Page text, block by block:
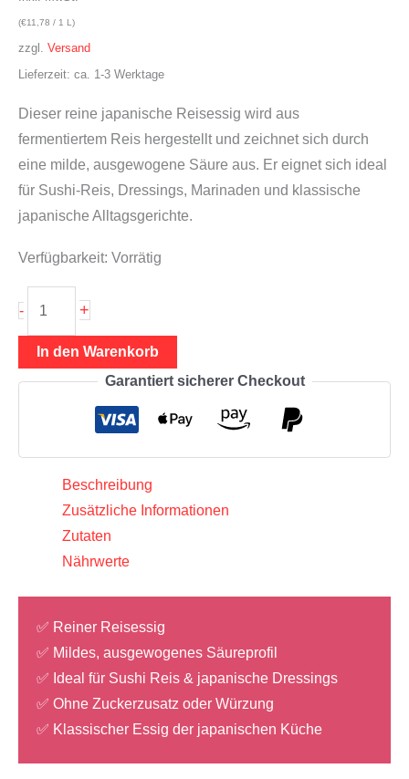
(€11,78 / 1 L)
zzgl. Versand
Lieferzeit: ca. 1-3 Werktage
Dieser reine japanische Reisessig wird aus
fermentiertem Reis hergestellt und zeichnet sich durch
eine milde, ausgewogene Säure aus. Er eignet sich ideal
für Sushi-Reis, Dressings, Marinaden und klassische
japanische Alltagsgerichte.
Verfügbarkeit: Vorrätig
-
Reisessig
(echter
Otafuku
Menge
+
In den Warenkorb
Garantiert sicherer Checkout
Beschreibung
Zusätzliche Informationen
Zutaten
Nährwerte
✅ Reiner Reisessig
✅ Mildes, ausgewogenes Säureprofil
✅ Ideal für Sushi Reis & japanische Dressings
✅ Ohne Zuckerzusatz oder Würzung
✅ Klassischer Essig der japanischen Küche